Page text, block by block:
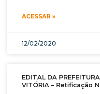
ACESSAR »
12/02/2020
EDITAL DA
VITÓRIA – Retificação